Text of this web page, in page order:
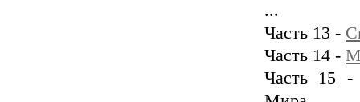
...
Часть 13 -
Часть 14 -
Часть 15 -